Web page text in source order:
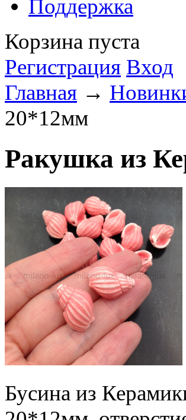
Поддержка
Корзина пуста
Регистрация Вход
Главная →
20*12мм
Ракушка из
Бусина из